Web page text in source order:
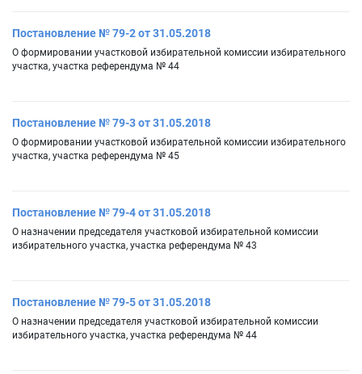
Постановление № 79-2 от 31.05.2018
О формировании участковой избирательной комиссии избирательного
участка, участка референдума № 44
Постановление № 79-3 от 31.05.2018
О формировании участковой избирательной комиссии избирательного
участка, участка референдума № 45
Постановление № 79-4 от 31.05.2018
О назначении председателя участковой избирательной комиссии
избирательного участка, участка референдума № 43
Постановление № 79-5 от 31.05.2018
О назначении председателя участковой избирательной комиссии
избирательного участка, участка референдума № 44